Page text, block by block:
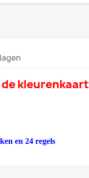
kleurenkaart
en 24 regels